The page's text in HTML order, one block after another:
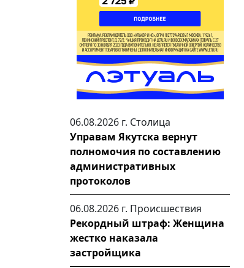
06.08.2026 г. Столица
Управам Якутска вернут
полномочия по составлению
административных
протоколов
06.08.2026 г. Происшествия
Рекордный штраф: Женщина
жестко наказала
застройщика